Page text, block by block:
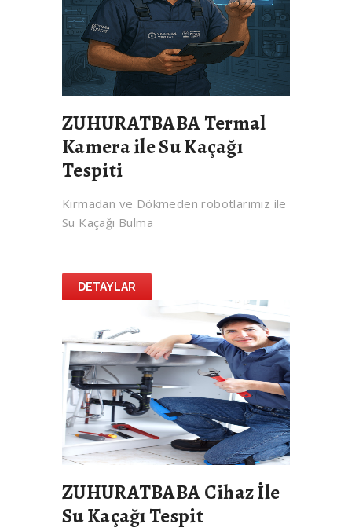
ZUHURATBABA Termal
Kamera ile Su Kaçağı
Tespiti
Kırmadan ve Dökmeden robotlarımız ile
Su Kaçağı Bulma
DETAYLAR
ZUHURATBABA Cihaz İle
Su Kaçağı Tespit